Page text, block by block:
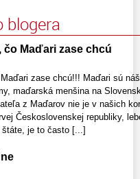
blogera
čo Maďari zase chcú
zase chcú!!! Maďari sú
maďarská menšina na
z Maďarov nie je v našich
Československej republiky,
je to často [...]